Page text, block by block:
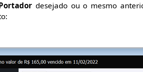
desejado ou o mesmo